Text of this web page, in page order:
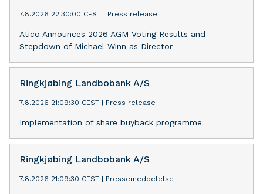
7.8.2026 22:30:00 CEST Press release
Atico Announces 2026 AGM Voting Results and
Stepdown of Michael Winn as Director
Ringkjøbing Landbobank A/S
7.8.2026 21:09:30 CEST Press release
Implementation of share buyback programme
Ringkjøbing Landbobank A/S
7.8.2026 21:09:30 CEST Pressemeddelelse